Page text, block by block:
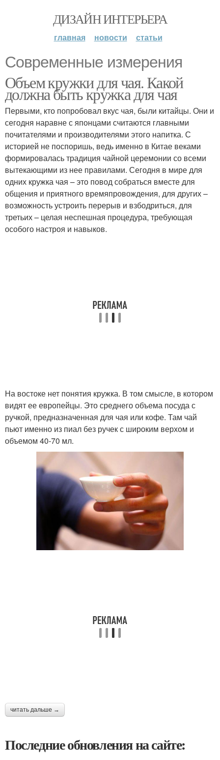
ДИЗАЙН ИНТЕРЬЕРА
главная новости статьи
Современные измерения
Объем кружки для чая. Какой
должна быть кружка для чая
Первыми, кто попробовал вкус чая, были китайцы. Они и
сегодня наравне с японцами считаются главными
почитателями и производителями этого напитка. С
историей не поспоришь, ведь именно в Китае веками
формировалась традиция чайной церемонии со всеми
вытекающими из нее правилами. Сегодня в мире для
одних кружка чая – это повод собраться вместе для
общения и приятного времяпровождения, для других –
возможность устроить перерыв и взбодриться, для
третьих – целая неспешная процедура, требующая
особого настроя и навыков.
На востоке нет понятия кружка. В том смысле, в котором
видят ее европейцы. Это среднего объема посуда с
ручкой, предназначенная для чая или кофе. Там чай
пьют именно из пиал без ручек с широким верхом и
объемом 40-70 мл.
читать дальше →
Последние обновления на сайте: